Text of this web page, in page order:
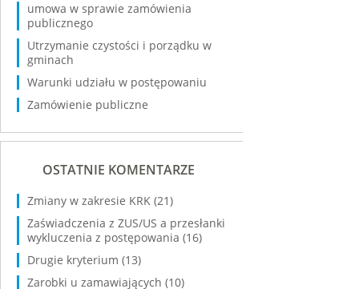
umowa w sprawie zamówienia
publicznego
Utrzymanie czystości i porządku w
gminach
Warunki udziału w postępowaniu
Zamówienie publiczne
OSTATNIE KOMENTARZE
Zmiany w zakresie KRK (21)
Zaświadczenia z ZUS/US a przesłanki
wykluczenia z postępowania (16)
Drugie kryterium (13)
Zarobki u zamawiających (10)